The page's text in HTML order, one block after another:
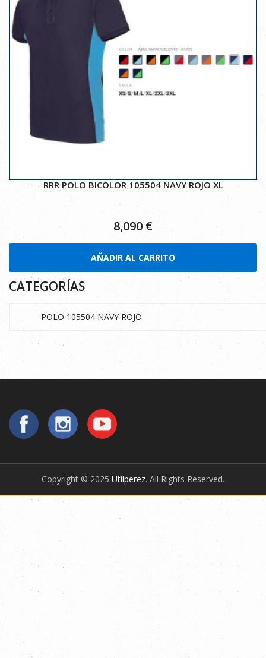
RRR POLO BICOLOR 105504 NAVY ROJO XL
8,090 €
AÑADIR AL CARRITO
CATEGORÍAS
Copyright © 2025 Utilperez. All Rights Reserved.